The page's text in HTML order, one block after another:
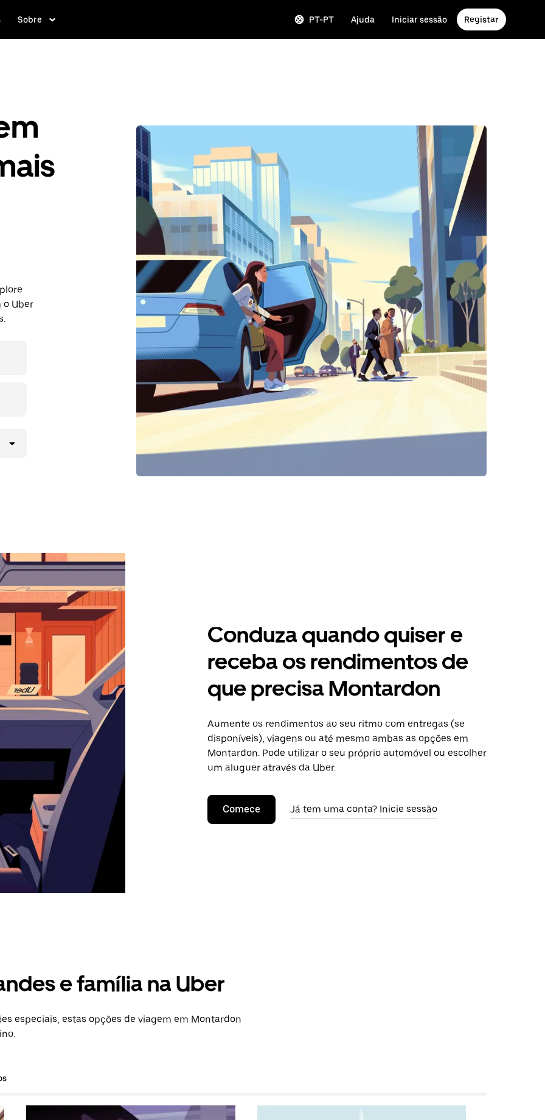
Sobre PT-PT Ajuda Iniciar sessão Registar
o Uber
Conduza quando quiser e
receba os rendimentos de
que precisa Montardon
Aumente os rendimentos ao seu ritmo com entregas (se
disponíveis), viagens ou até mesmo ambas as opções em
Montardon. Pode utilizar o seu próprio automóvel ou escolher
um aluguer através da Uber.
Comece Já tem uma conta? Inicie sessão
e família na Uber
especiais, estas opções de viagem em Montardon